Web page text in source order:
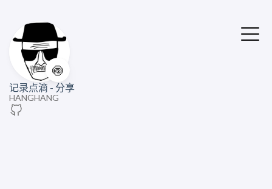
🍥
记录点滴 - 分享
HANGHANG